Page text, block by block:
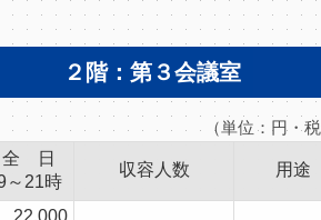
２階：第３会議室
（単位：円・税
全 日
～21時
収容人数 用途
22,000